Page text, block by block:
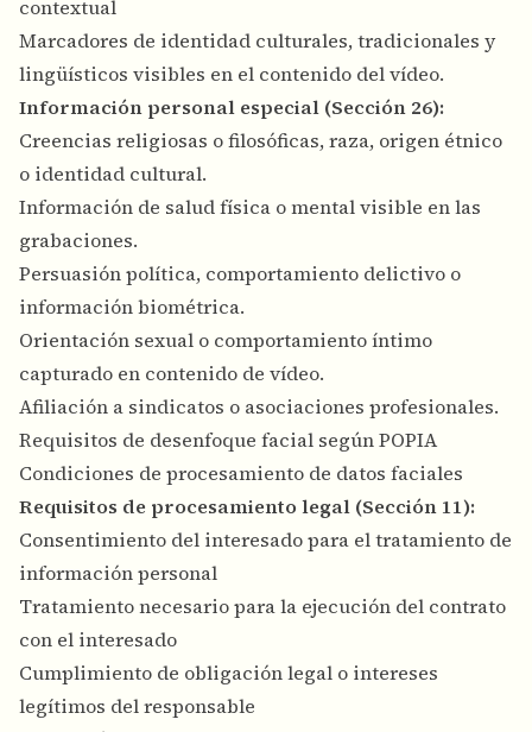
contextual
Marcadores de identidad culturales, tradicionales y
lingüísticos visibles en el contenido del vídeo.
Información personal especial (Sección 26):
Creencias religiosas o filosóficas, raza, origen étnico
o identidad cultural.
Información de salud física o mental visible en las
grabaciones.
Persuasión política, comportamiento delictivo o
información biométrica.
Orientación sexual o comportamiento íntimo
capturado en contenido de vídeo.
Afiliación a sindicatos o asociaciones profesionales.
Requisitos de desenfoque facial según POPIA
Condiciones de procesamiento de datos faciales
Requisitos de procesamiento legal (Sección 11):
Consentimiento del interesado para el tratamiento de
información personal
Tratamiento necesario para la ejecución del contrato
con el interesado
Cumplimiento de obligación legal o intereses
legítimos del responsable